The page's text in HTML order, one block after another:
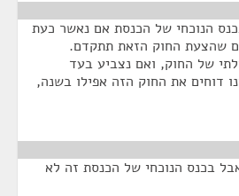
הנוכחי של הכנסת אם נאשר כעת
שהצעת החוק הזאת תתקדם.
של החוק, ואם נצביע בעד
דוחים את החוק הזה אפילו בשנה,
בכנס הנוכחי של הכנסת זה לא